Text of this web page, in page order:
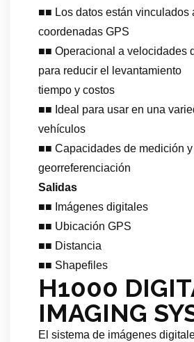
■■ Los datos están vinculados
coordenadas GPS
■■ Operacional a velocidades
para reducir el levantamiento
tiempo y costos
■■ Ideal para usar en una
vehículos
■■ Capacidades de medición y
georreferenciación
Salidas
■■ Imágenes digitales
■■ Ubicación GPS
■■ Distancia
■■ Shapefiles
H1000
IMAGING
El sistema de imágenes